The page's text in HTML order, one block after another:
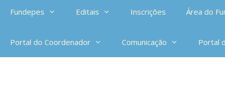
Fundepes Editais Inscrições Área do
Portal do Coordenador Comunicação Portal